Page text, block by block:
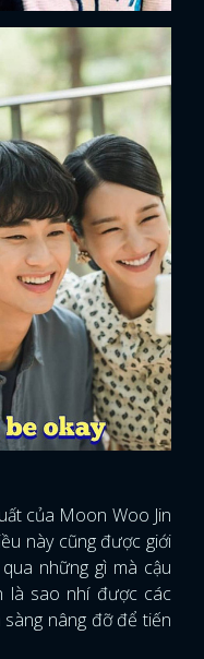
GOOGLE
của Moon Woo Jin
này cũng được giới
những gì mà cậu
là sao nhí được các
nâng đỡ để tiến